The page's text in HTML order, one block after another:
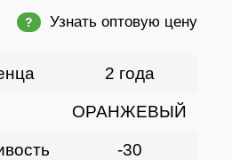
? Узнать оптовую цену
2 года
ОРАНЖЕВЫЙ
-30